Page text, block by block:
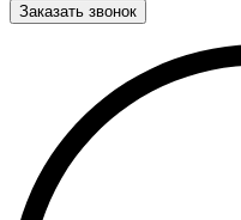
Заказать звонок